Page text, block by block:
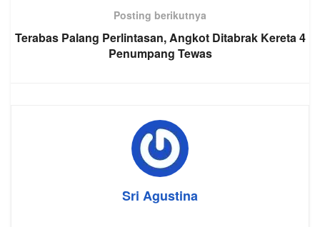
Posting berikutnya
Terabas Palang Perlintasan, Angkot Ditabrak Kereta 4
Penumpang Tewas
Sri Agustina